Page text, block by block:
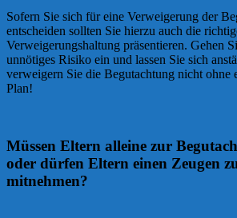
Sofern Sie sich für eine Verweigerung der
entscheiden sollten Sie hierzu auch die
Verweigerungshaltung präsentieren. Gehen
unnötiges Risiko ein und lassen Sie sich
verweigern Sie die Begutachtung nicht ohne
Plan!
Müssen Eltern alleine zur
oder dürfen Eltern einen Zeugen
mitnehmen?